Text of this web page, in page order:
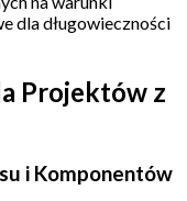
dla długowieczności
Projektów z
i Komponentów